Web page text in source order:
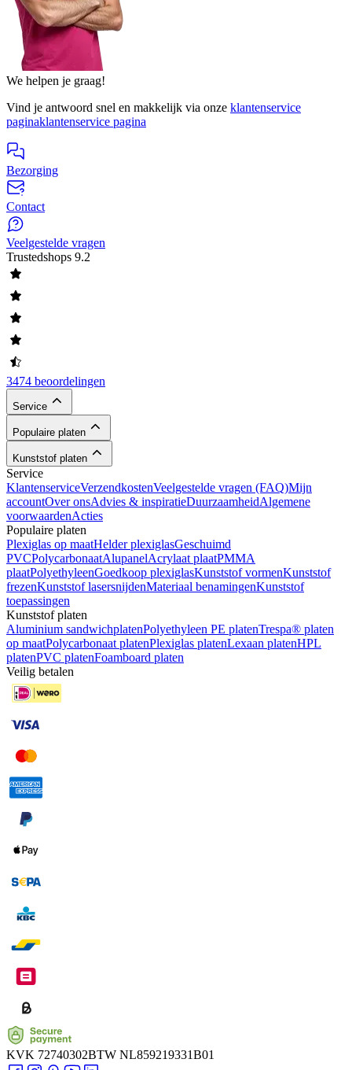
We helpen je graag!
Vind je antwoord snel en makkelijk via onze klantenservice
paginaklantenservice pagina
Bezorging
Contact
Veelgestelde vragen
Trustedshops 9.2
3474 beoordelingen
Service
Populaire platen
Kunststof platen
Service
KlantenserviceVerzendkostenVeelgestelde vragen (FAQ)Mijn
accountOver onsAdvies & inspiratieDuurzaamheidAlgemene
voorwaardenActies
Populaire platen
Plexiglas op maatHelder plexiglasGeschuimd
PVCPolycarbonaatAlupanelAcrylaat plaatPMMA
plaatPolyethyleenGoedkoop plexiglasKunststof vormenKunststof
frezenKunststof lasersnijdenMateriaal benamingenKunststof
toepassingen
Kunststof platen
Aluminium sandwichplatenPolyethyleen PE platenTrespa® platen
op maatPolycarbonaat platenPlexiglas platenLexaan platenHPL
platenPVC platenFoamboard platen
Veilig betalen
KVK 72740302BTW NL859219331B01